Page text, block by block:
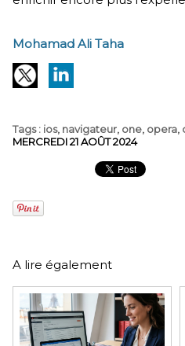
Mohamad Ali Taha
Tags: ios, navigateur, one, opera,
MERCREDI 21 AOÛT 2024
A lire également